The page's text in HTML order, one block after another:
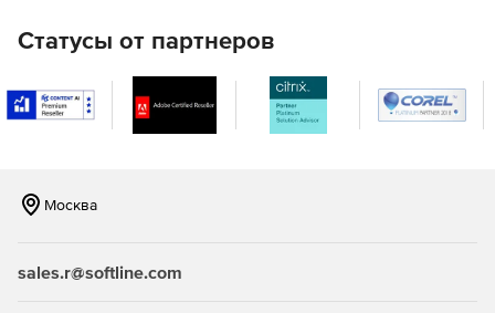
Статусы от партнеров
Москва
sales.r@softline.com